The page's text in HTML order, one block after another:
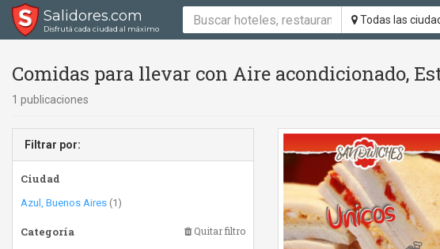
Salidores.com
Disfrutá cada ciudad al máximo
Todas las
Comidas para llevar con Aire acondicionado,
1 publicaciones
Filtrar por:
Ciudad
Azul, Buenos Aires (1)
Categoría Quitar filtro